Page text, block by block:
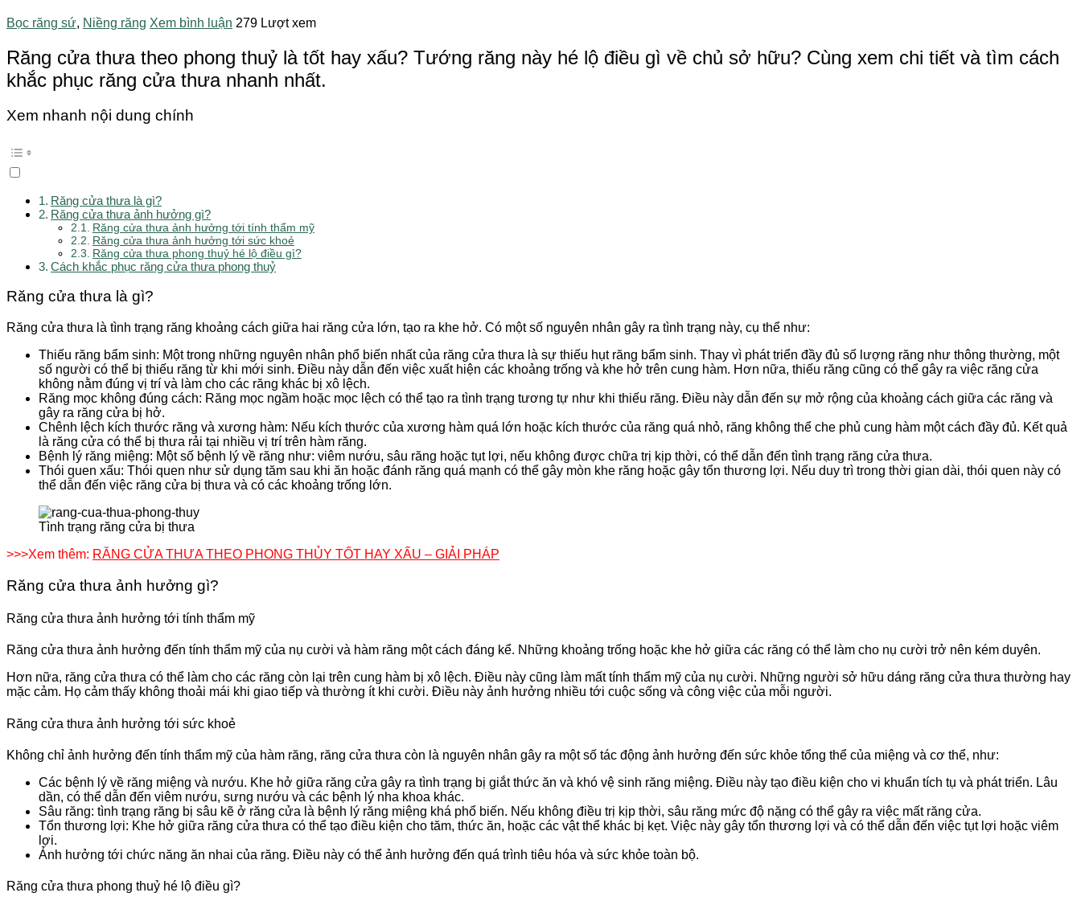
Bọc răng sứ, Niềng răng Xem bình luận 279 Lượt xem
Răng cửa thưa theo phong thuỷ là tốt hay xấu? Tướng răng này hé lộ điều gì về chủ sở hữu? Cùng xem chi tiết và tìm cách
khắc phục răng cửa thưa nhanh nhất.
Xem nhanh nội dung chính
Răng cửa thưa là gì?
Răng cửa thưa ảnh hưởng gì?
Răng cửa thưa ảnh hưởng tới tính thẩm mỹ
Răng cửa thưa ảnh hưởng tới sức khoẻ
Răng cửa thưa phong thuỷ hé lộ điều gì?
Cách khắc phục răng cửa thưa phong thuỷ
Răng cửa thưa là gì?
Răng cửa thưa là tình trạng răng khoảng cách giữa hai răng cửa lớn, tạo ra khe hở. Có một số nguyên nhân gây ra tình trạng này, cụ thể như:
Thiếu răng bẩm sinh: Một trong những nguyên nhân phổ biến nhất của răng cửa thưa là sự thiếu hụt răng bẩm sinh. Thay vì phát triển đầy đủ số lượng răng như thông thường, một
số người có thể bị thiếu răng từ khi mới sinh. Điều này dẫn đến việc xuất hiện các khoảng trống và khe hở trên cung hàm. Hơn nữa, thiếu răng cũng có thể gây ra việc răng cửa
không nằm đúng vị trí và làm cho các răng khác bị xô lệch.
Răng mọc không đúng cách: Răng mọc ngầm hoặc mọc lệch có thể tạo ra tình trạng tương tự như khi thiếu răng. Điều này dẫn đến sự mở rộng của khoảng cách giữa các răng và
gây ra răng cửa bị hở.
Chênh lệch kích thước răng và xương hàm: Nếu kích thước của xương hàm quá lớn hoặc kích thước của răng quá nhỏ, răng không thể che phủ cung hàm một cách đầy đủ. Kết quả
là răng cửa có thể bị thưa rải tại nhiều vị trí trên hàm răng.
Bệnh lý răng miệng: Một số bệnh lý về răng như: viêm nướu, sâu răng hoặc tụt lợi, nếu không được chữa trị kịp thời, có thể dẫn đến tình trạng răng cửa thưa.
Thói quen xấu: Thói quen như sử dụng tăm sau khi ăn hoặc đánh răng quá mạnh có thể gây mòn khe răng hoặc gây tổn thương lợi. Nếu duy trì trong thời gian dài, thói quen này có
thể dẫn đến việc răng cửa bị thưa và có các khoảng trống lớn.
Tình trạng răng cửa bị thưa
>>>Xem thêm: RĂNG CỬA THƯA THEO PHONG THỦY TỐT HAY XẤU – GIẢI PHÁP
Răng cửa thưa ảnh hưởng gì?
Răng cửa thưa ảnh hưởng tới tính thẩm mỹ
Răng cửa thưa ảnh hưởng đến tính thẩm mỹ của nụ cười và hàm răng một cách đáng kể. Những khoảng trống hoặc khe hở giữa các răng có thể làm cho nụ cười trở nên kém duyên.
Hơn nữa, răng cửa thưa có thể làm cho các răng còn lại trên cung hàm bị xô lệch. Điều này cũng làm mất tính thẩm mỹ của nụ cười. Những người sở hữu dáng răng cửa thưa thường hay
mặc cảm. Họ cảm thấy không thoải mái khi giao tiếp và thường ít khi cười. Điều này ảnh hưởng nhiều tới cuộc sống và công việc của mỗi người.
Răng cửa thưa ảnh hưởng tới sức khoẻ
Không chỉ ảnh hưởng đến tính thẩm mỹ của hàm răng, răng cửa thưa còn là nguyên nhân gây ra một số tác động ảnh hưởng đến sức khỏe tổng thể của miệng và cơ thể, như:
Các bệnh lý về răng miệng và nướu. Khe hở giữa răng cửa gây ra tình trạng bị giắt thức ăn và khó vệ sinh răng miệng. Điều này tạo điều kiện cho vi khuẩn tích tụ và phát triển. Lâu
dần, có thể dẫn đến viêm nướu, sưng nướu và các bệnh lý nha khoa khác.
Sâu răng: tình trạng răng bị sâu kẽ ở răng cửa là bệnh lý răng miệng khá phổ biến. Nếu không điều trị kịp thời, sâu răng mức độ nặng có thể gây ra việc mất răng cửa.
Tổn thương lợi: Khe hở giữa răng cửa thưa có thể tạo điều kiện cho tăm, thức ăn, hoặc các vật thể khác bị kẹt. Việc này gây tổn thương lợi và có thể dẫn đến việc tụt lợi hoặc viêm
lợi.
Ảnh hưởng tới chức năng ăn nhai của răng. Điều này có thể ảnh hưởng đến quá trình tiêu hóa và sức khỏe toàn bộ.
Răng cửa thưa phong thuỷ hé lộ điều gì?